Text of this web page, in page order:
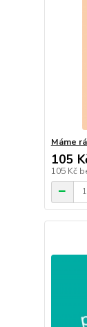
Máme
105
105 Kč